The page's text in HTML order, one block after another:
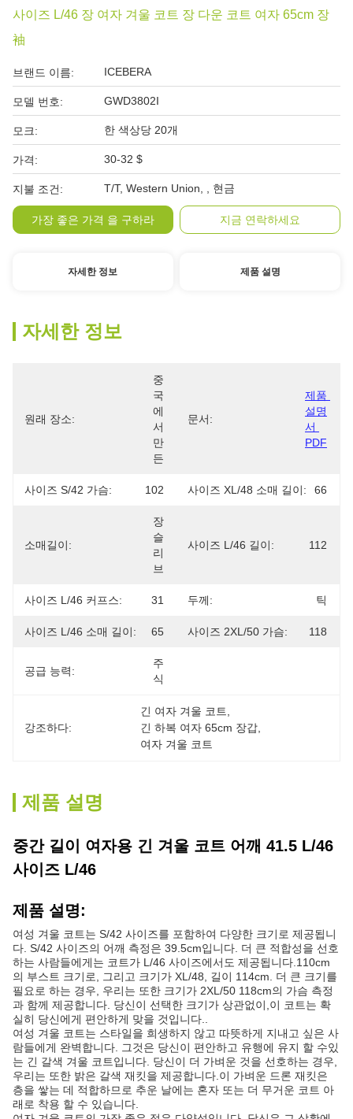
사이즈 L/46 장 여자 겨울 코트 장 다운 코트 여자 65cm 장
袖
브랜드 이름: ICEBERA
모델 번호: GWD3802I
모크: 한 색상당 20개
가격: 30-32 $
지불 조건: T/T, Western Union, , 현금
가장 좋은 가격 을 구하라 지금 연락하세요
자세한 정보 제품 설명
자세한 정보
원래 장소:
중
국
에
서
만
든
문서:
제품
설명
서
PDF
사이즈 S/42 가슴: 102 사이즈 XL/48 소매 길이: 66
소매길이:
장
슬
리
브
사이즈 L/46 길이: 112
사이즈 L/46 커프스: 31 두께: 틱
사이즈 L/46 소매 길이: 65 사이즈 2XL/50 가슴: 118
공급 능력:
주
식
강조하다:
긴 여자 겨울 코트
긴 하복 여자 65cm 장갑
여자 겨울 코트
제품 설명
중간 길이 여자용 긴 겨울 코트 어깨 41.5 L/46
사이즈 L/46
제품 설명:
여성 겨울 코트는 S/42 사이즈를 포함하여 다양한 크기로 제공됩니
다. S/42 사이즈의 어깨 측정은 39.5cm입니다. 더 큰 적합성을 선호
하는 사람들에게는 코트가 L/46 사이즈에서도 제공됩니다.110cm
의 부스트 크기로, 그리고 크기가 XL/48, 길이 114cm. 더 큰 크기를
필요로 하는 경우, 우리는 또한 크기가 2XL/50 118cm의 가슴 측정
과 함께 제공합니다. 당신이 선택한 크기가 상관없이,이 코트는 확
실히 당신에게 편안하게 맞을 것입니다..
여성 겨울 코트는 스타일을 희생하지 않고 따뜻하게 지내고 싶은 사
람들에게 완벽합니다. 그것은 당신이 편안하고 유행에 유지 할 수있
는 긴 갈색 겨울 코트입니다. 당신이 더 가벼운 것을 선호하는 경우,
우리는 또한 밝은 갈색 재킷을 제공합니다.이 가벼운 드론 재킷은
층을 쌓는 데 적합하므로 추운 날에는 혼자 또는 더 무거운 코트 아
래로 착용 할 수 있습니다.